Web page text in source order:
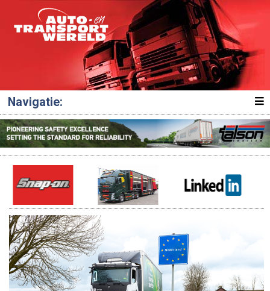
Navigatie: